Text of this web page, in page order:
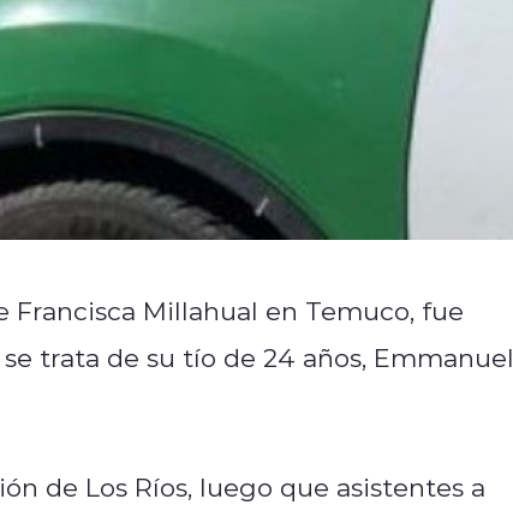
Millahual en Temuco, fue
trata de su tío de 24 años, Emmanuel
de Los Ríos, luego que asistentes a